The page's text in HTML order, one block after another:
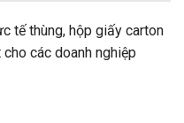
tế thùng, hộp giấy carton
các doanh nghiệp